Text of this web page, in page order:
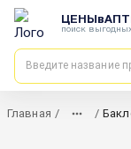
поиск
Главная / /